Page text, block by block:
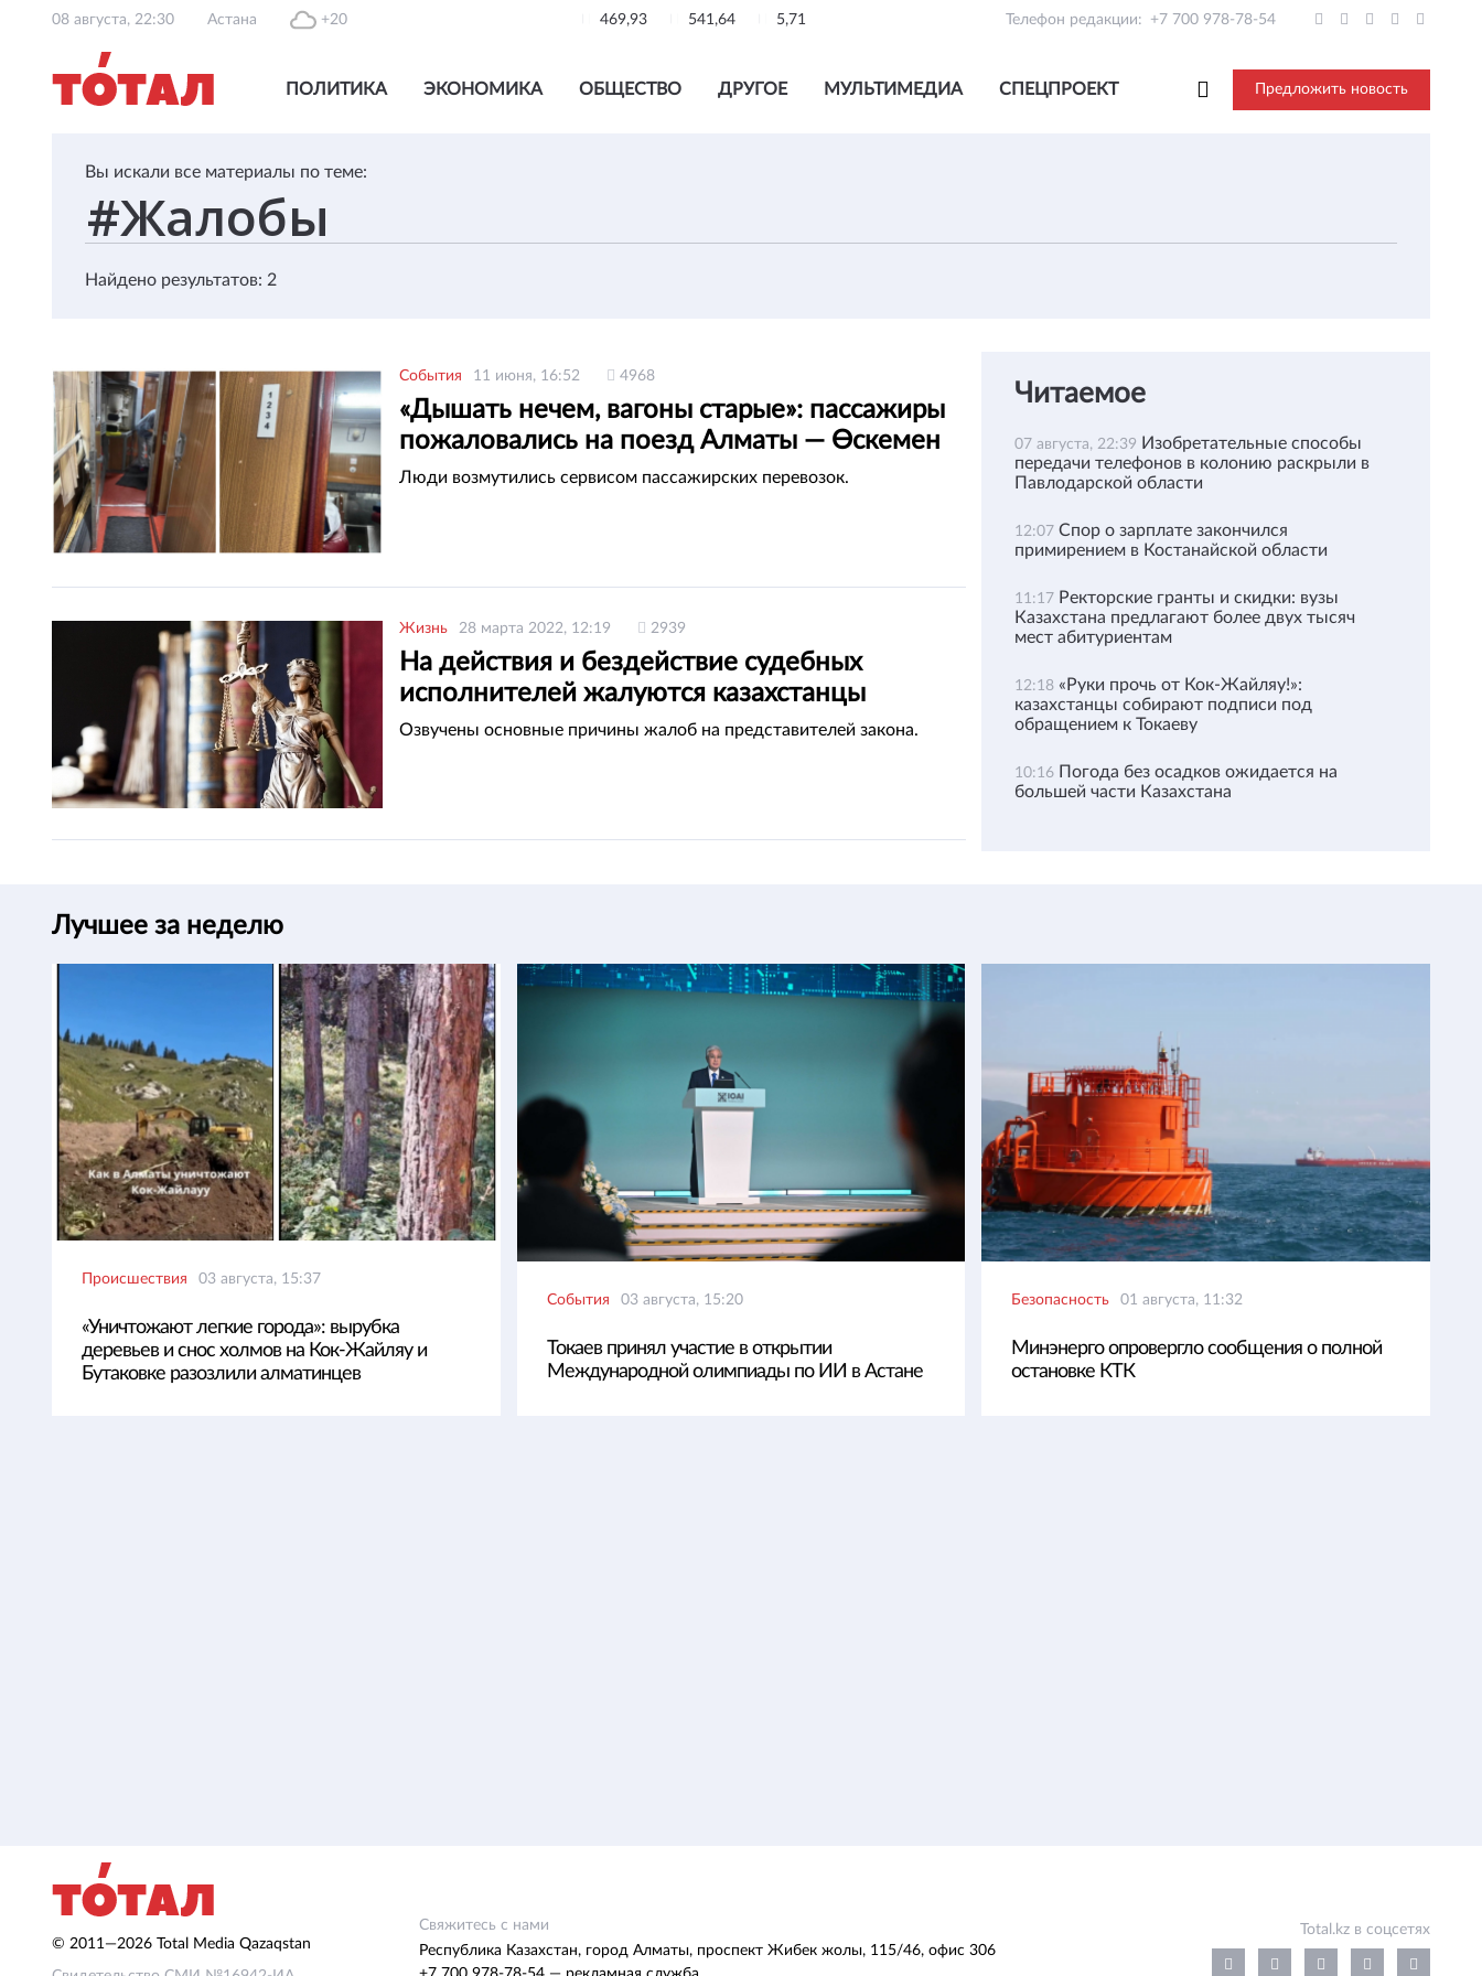
08 августа, 22:30 Астана +20 469,93 541,64 5,71 Телефон редакции: +7 700 978-78-54
ПОЛИТИКА ЭКОНОМИКА ОБЩЕСТВО ДРУГОЕ МУЛЬТИМЕДИА СПЕЦПРОЕКТ Предложить новость
Вы искали все материалы по теме:
Найдено результатов: 2
События 11 июня, 16:52 4968
«Дышать нечем, вагоны старые»: пассажиры
пожаловались на поезд Алматы — Өскемен
Люди возмутились сервисом пассажирских перевозок.
Жизнь 28 марта 2022, 12:19 2939
На действия и бездействие судебных
исполнителей жалуются казахстанцы
Озвучены основные причины жалоб на представителей закона.
Читаемое
07 августа, 22:39 Изобретательные способы
передачи телефонов в колонию раскрыли в
Павлодарской области
12:07 Спор о зарплате закончился
примирением в Костанайской области
11:17 Ректорские гранты и скидки: вузы
Казахстана предлагают более двух тысяч
мест абитуриентам
12:18 «Руки прочь от Кок-Жайляу!»:
казахстанцы собирают подписи под
обращением к Токаеву
10:16 Погода без осадков ожидается на
большей части Казахстана
Лучшее за неделю
Происшествия 03 августа, 15:37
«Уничтожают легкие города»: вырубка
деревьев и снос холмов на Кок-Жайляу и
Бутаковке разозлили алматинцев
События 03 августа, 15:20
Токаев принял участие в открытии
Международной олимпиады по ИИ в Астане
Безопасность 01 августа, 11:32
Минэнерго опровергло сообщения о полной
остановке КТК
© 2011—2026 Total Media Qazaqstan
Свяжитесь с нами
Республика Казахстан, город Алматы, проспект Жибек жолы, 115/46, офис 306
Total.kz в соцсетях